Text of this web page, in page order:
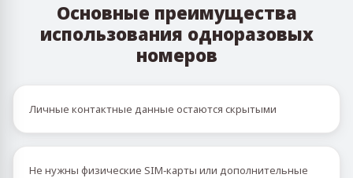
Основные преимущества
использования одноразовых
номеров
Личные контактные данные остаются скрытыми
Не нужны физические SIM‑карты или дополнительные